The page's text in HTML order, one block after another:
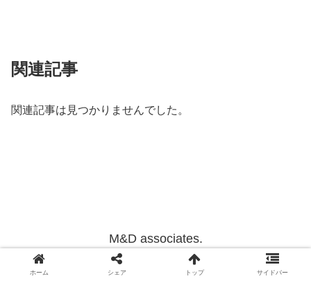
関連記事
関連記事は見つかりませんでした。
M&D associates.
Copyright © 2012-2022 M&D associates. All Rights Reserved.
ホーム シェア トップ サイドバー